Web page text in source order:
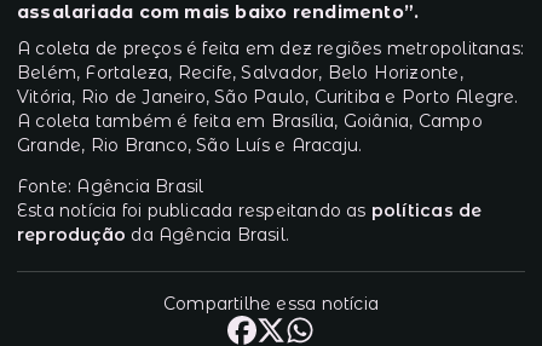
assalariada com mais baixo rendimento”.
A coleta de preços é feita em dez regiões metropolitanas:
Belém, Fortaleza, Recife, Salvador, Belo Horizonte,
Vitória, Rio de Janeiro, São Paulo, Curitiba e Porto Alegre.
A coleta também é feita em Brasília, Goiânia, Campo
Grande, Rio Branco, São Luís e Aracaju.
Fonte: Agência Brasil
Esta notícia foi publicada respeitando as políticas de
reprodução da Agência Brasil.
Compartilhe essa notícia